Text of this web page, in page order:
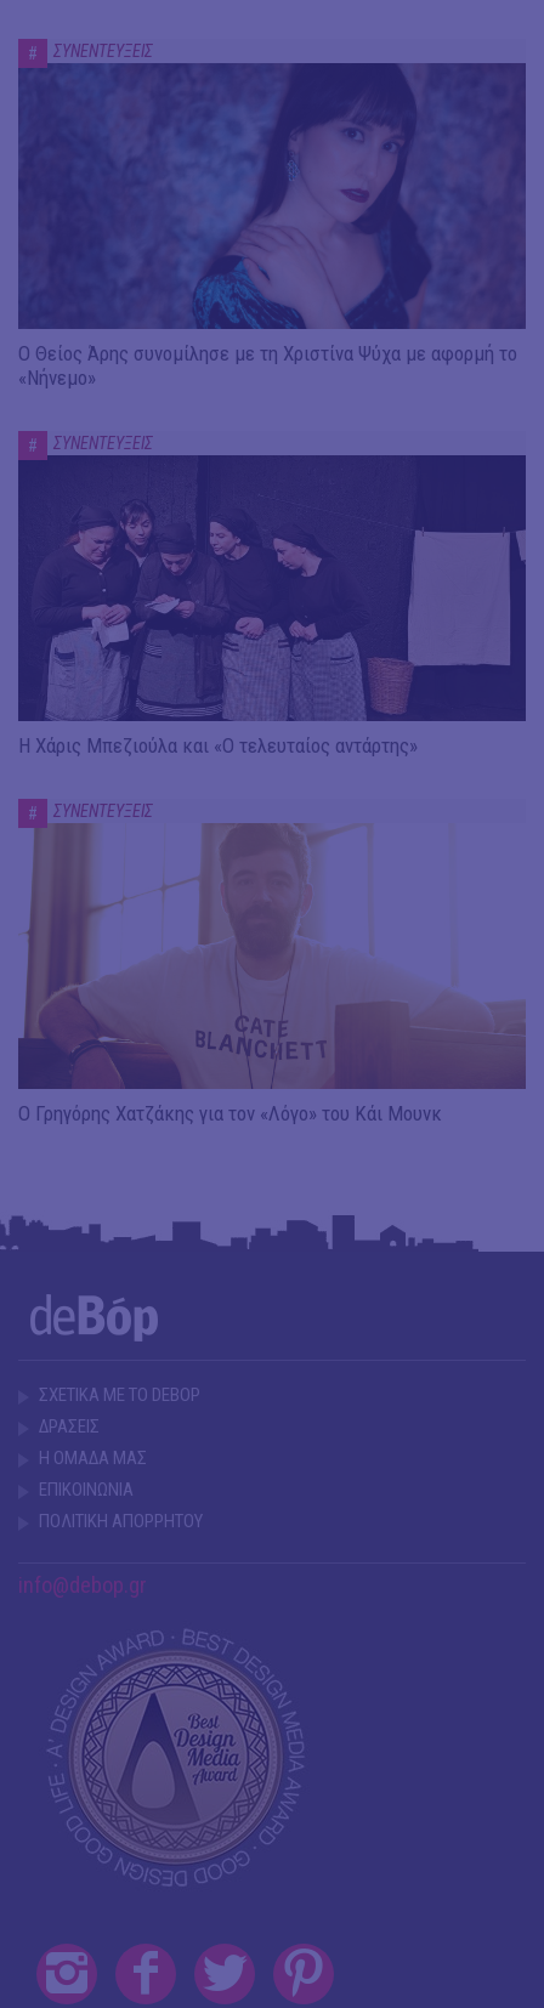
# ΣΥΝΕΝΤΕΥΞΕΙΣ
Ο Θείος Άρης συνομίλησε με τη Χριστίνα Ψύχα με αφορμή το
«Νήνεμο»
# ΣΥΝΕΝΤΕΥΞΕΙΣ
Η Χάρις Μπεζιούλα και «Ο τελευταίος αντάρτης»
# ΣΥΝΕΝΤΕΥΞΕΙΣ
Ο Γρηγόρης Χατζάκης για τον «Λόγο» του Κάι Μουνκ
ΣΧΕΤΙΚΑ ΜΕ ΤΟ DEBOP
ΔΡΑΣΕΙΣ
Η ΟΜΑΔΑ ΜΑΣ
ΕΠΙΚΟΙΝΩΝΙΑ
ΠΟΛΙΤΙΚΗ ΑΠΟΡΡΗΤΟΥ
info@debop.gr